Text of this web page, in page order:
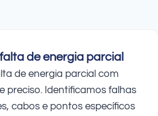
de energia parcial
de energia parcial com
preciso. Identificamos falhas
cabos e pontos específicos